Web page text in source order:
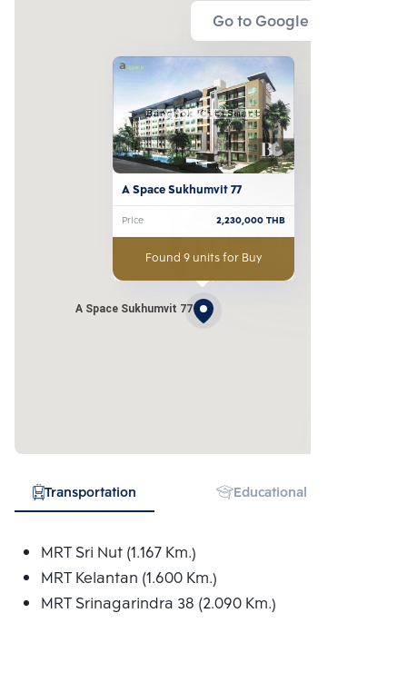
Go to Google Map
A Space Sukhumvit 77
A Space Sukhumvit 77
Price 2,230,000THB
Found 9 units for Buy
Transportation Educational Institution
MRT Sri Nut (1.167 Km.)
MRT Kelantan (1.600 Km.)
MRT Srinagarindra 38 (2.090 Km.)